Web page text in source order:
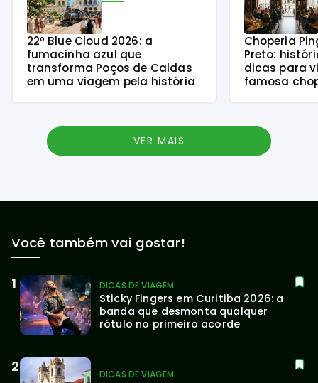
22º Blue Cloud 2026: a
fumacinha azul que
transforma Poços de Caldas
em uma viagem pela história
Choperia
Preto:
dicas para
famosa
VER MAIS
Você também vai gostar!
DICAS DE VIAGEM
Sticky Fingers em Curitiba 2026: a
banda que desmonta qualquer
rótulo no primeiro acorde
DICAS DE VIAGEM